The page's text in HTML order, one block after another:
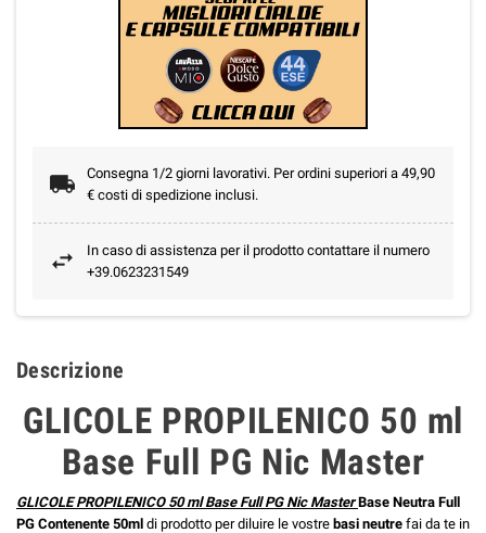
Consegna 1/2 giorni lavorativi. Per ordini superiori a 49,90
€ costi di spedizione inclusi.
In caso di assistenza per il prodotto contattare il numero
+39.0623231549
Descrizione
GLICOLE PROPILENICO 50 ml
Base Full PG Nic Master
GLICOLE PROPILENICO 50 ml Base Full PG Nic MasterBase Neutra Full
PG Contenente 50ml di prodotto per diluire le vostre basi neutre fai da te in